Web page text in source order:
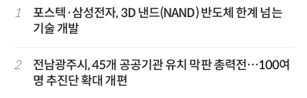
1
포스텍·삼성전자, 3D 낸드(NAND) 반도체 한계 넘는
기술 개발
2
전남광주시, 45개 공공기관 유치 막판 총력전…100여
명 추진단 확대 개편